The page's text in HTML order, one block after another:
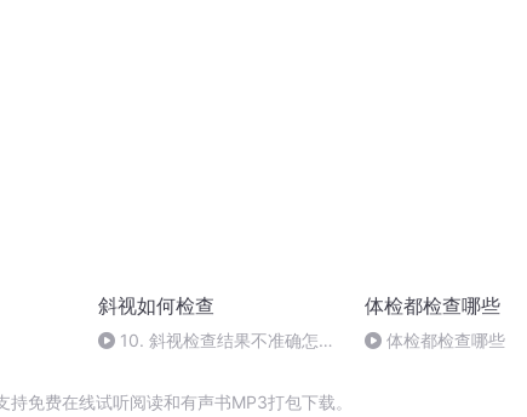
斜视如何检查
10. 斜视检查结果不准确怎么
体检都检查哪些
体检都检查哪些
免费在线试听阅读和有声书MP3打包下载。